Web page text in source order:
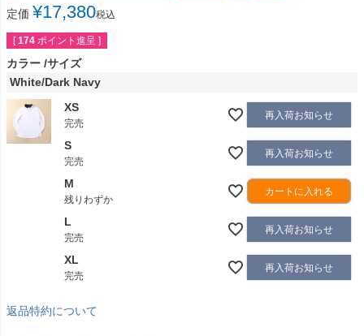
定価 ¥17,380税込
[ 174 ポイント進呈 ]
カラー サイズ
White/Dark Navy
XS
完売
再入荷お知らせ
S
完売
再入荷お知らせ
M
残りわずか
カートに入れる
L
完売
再入荷お知らせ
XL
完売
再入荷お知らせ
返品特約について